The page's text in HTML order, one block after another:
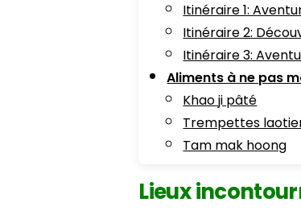
Itinéraire 1:
Itinéraire 2:
Itinéraire 3:
Aliments à ne pas
Khao ji pâté
Trempettes
Tam mak hoong
Lieux